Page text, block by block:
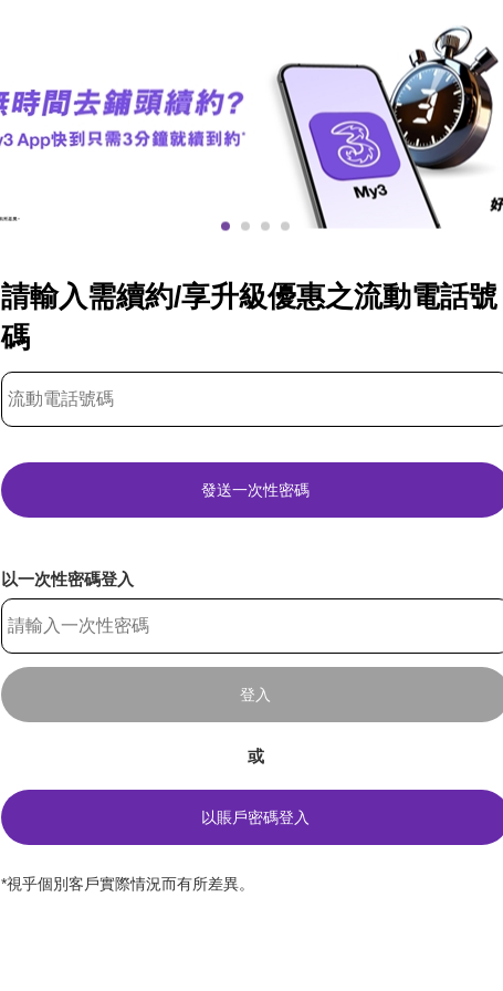
請輸入需續約/享升級優惠之流動電話號
碼
發送一次性密碼
以一次性密碼登入
登入
或
以賬戶密碼登入
*視乎個別客戶實際情況而有所差異。